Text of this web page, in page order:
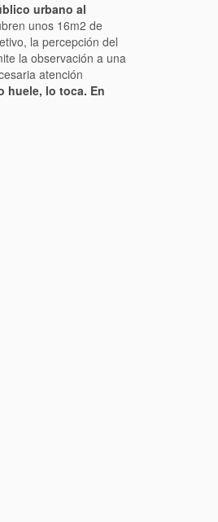
urbano al
unos 16m2 de
la percepción del
la observación a una
atención
huele, lo toca. En